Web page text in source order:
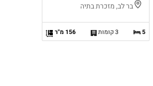
בר לב, מזכרת בתיה
5 3 קומות 156 מ"ר